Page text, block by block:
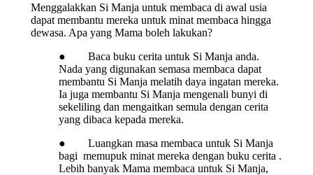
Menggalakkan Si Manja untuk membaca di awal usia
dapat membantu mereka untuk minat membaca hingga
dewasa. Apa yang Mama boleh lakukan?
● Baca buku cerita untuk Si Manja anda.
Nada yang digunakan semasa membaca dapat
membantu Si Manja melatih daya ingatan mereka.
Ia juga membantu Si Manja mengenali bunyi di
sekeliling dan mengaitkan semula dengan cerita
yang dibaca kepada mereka.
● Luangkan masa membaca untuk Si Manja
bagi memupuk minat mereka dengan buku cerita .
Lebih banyak Mama membaca untuk Si Manja,